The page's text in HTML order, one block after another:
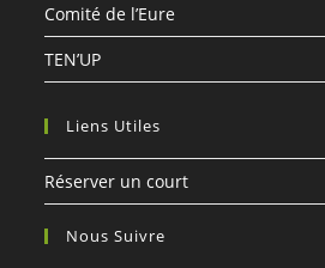
Comité de l’Eure
TEN’UP
Liens Utiles
Réserver un court
Nous Suivre